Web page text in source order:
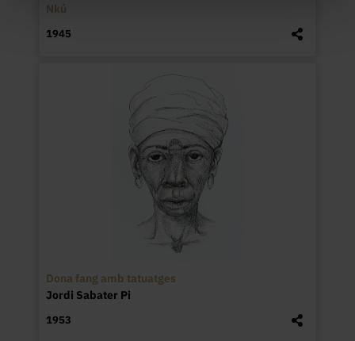
Nkú
1945
Dona fang amb tatuatges
Jordi Sabater Pi
1953